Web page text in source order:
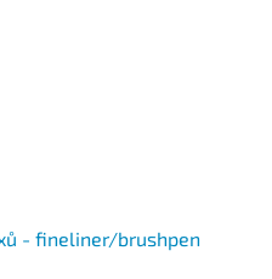
- fineliner/brushpen